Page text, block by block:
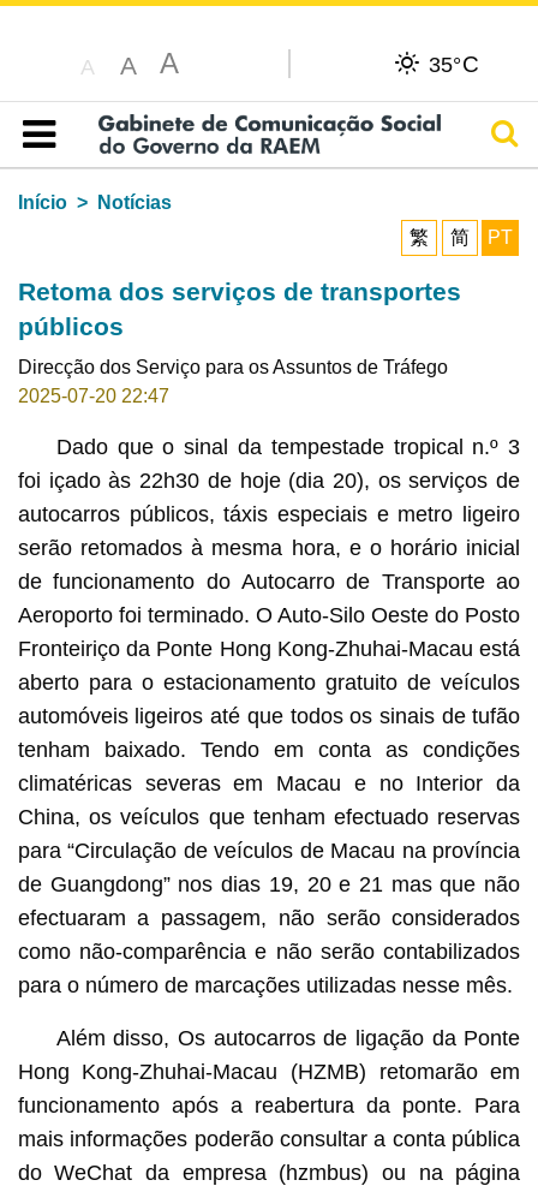
A A A 35°C
Índice
Início
Notícias
繁
简 PT
Retoma dos serviços de transportes
públicos
Direcção dos Serviço para os Assuntos de Tráfego
2025-07-20 22:47
Dado que o sinal da tempestade tropical n.º 3
foi içado às 22h30 de hoje (dia 20), os serviços de
autocarros públicos, táxis especiais e metro ligeiro
serão retomados à mesma hora, e o horário inicial
de funcionamento do Autocarro de Transporte ao
Aeroporto foi terminado. O Auto-Silo Oeste do Posto
Fronteiriço da Ponte Hong Kong-Zhuhai-Macau está
aberto para o estacionamento gratuito de veículos
automóveis ligeiros até que todos os sinais de tufão
tenham baixado. Tendo em conta as condições
climatéricas severas em Macau e no Interior da
China, os veículos que tenham efectuado reservas
para “Circulação de veículos de Macau na província
de Guangdong” nos dias 19, 20 e 21 mas que não
efectuaram a passagem, não serão considerados
como não-comparência e não serão contabilizados
para o número de marcações utilizadas nesse mês.
Além disso, Os autocarros de ligação da Ponte
Hong Kong-Zhuhai-Macau (HZMB) retomarão em
funcionamento após a reabertura da ponte. Para
mais informações poderão consultar a conta pública
do WeChat da empresa (hzmbus) ou na página